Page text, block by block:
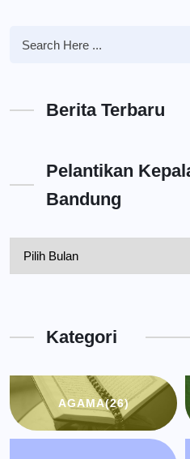
Berita Terbaru
Pelantikan
Bandung
BandungKategori
AGAMA(26)